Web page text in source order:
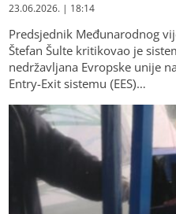
23.06.2026. | 18:14
Predsjednik Međunarodnog
Štefan Šulte kritikovao je
nedržavljana Evropske unije
Entry-Exit sistemu (EES)…